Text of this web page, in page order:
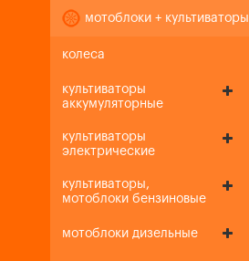
мотоблоки + культиваторы
колеса
культиваторы
аккумуляторные
культиваторы
электрические
культиваторы,
мотоблоки бензиновые
мотоблоки дизельные